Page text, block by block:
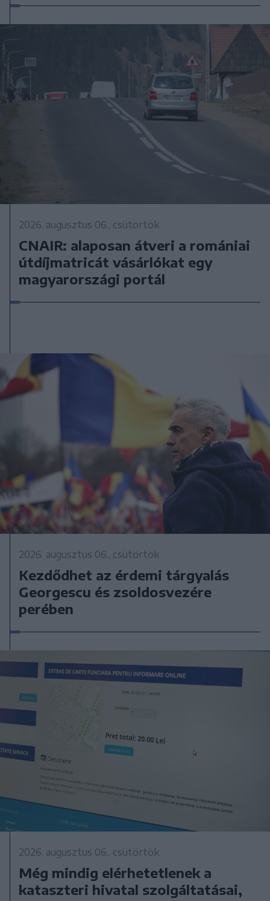
2026. augusztus 06., csütörtök
CNAIR: alaposan átveri a romániai
útdíjmatricát vásárlókat egy
magyarországi portál
2026. augusztus 06., csütörtök
Kezdődhet az érdemi tárgyalás
Georgescu és zsoldosvezére
perében
2026. augusztus 06., csütörtök
Még mindig elérhetetlenek a
kataszteri hivatal szolgáltatásai,